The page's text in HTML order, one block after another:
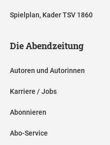
Spielplan, Kader TSV 1860
Die Abendzeitung
Autoren und Autorinnen
Karriere / Jobs
Abonnieren
Abo-Service